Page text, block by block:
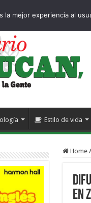
Estilo de vida
Home /
en
la mejor experiencia al